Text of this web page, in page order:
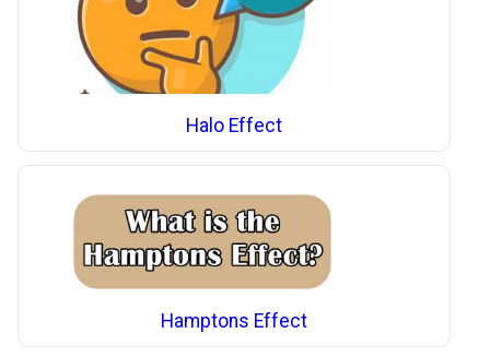
Halo Effect
Hamptons Effect